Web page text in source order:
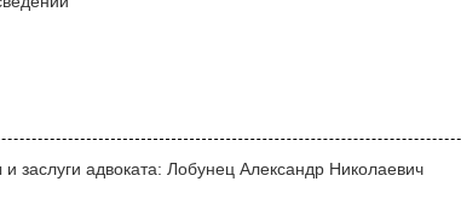
заслуги адвоката: Лобунец Александр Николаевич